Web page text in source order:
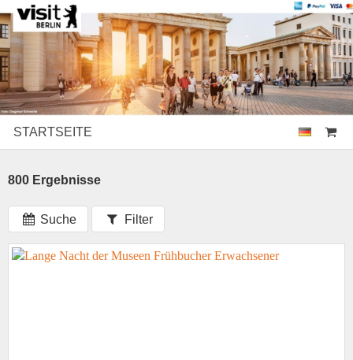
STARTSEITE
800 Ergebnisse
Suche Filter